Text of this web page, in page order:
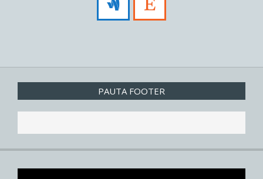
PAUTA FOOTER